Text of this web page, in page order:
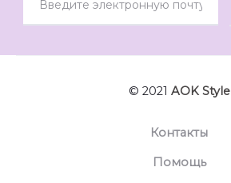
© 2021 AOK Style
Контакты
Помощь